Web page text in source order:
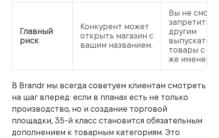
Главный
риск
Конкурент может
открыть магазин с
вашим названием.
Вы не
запретить
другим
выпускать
товары с
же именем.
В Brandr мы всегда советуем клиентам смотреть
на шаг вперед: если в планах есть не только
производство, но и создание торговой
площадки, 35-й класс становится обязательным
дополнением к товарным категориям. Это